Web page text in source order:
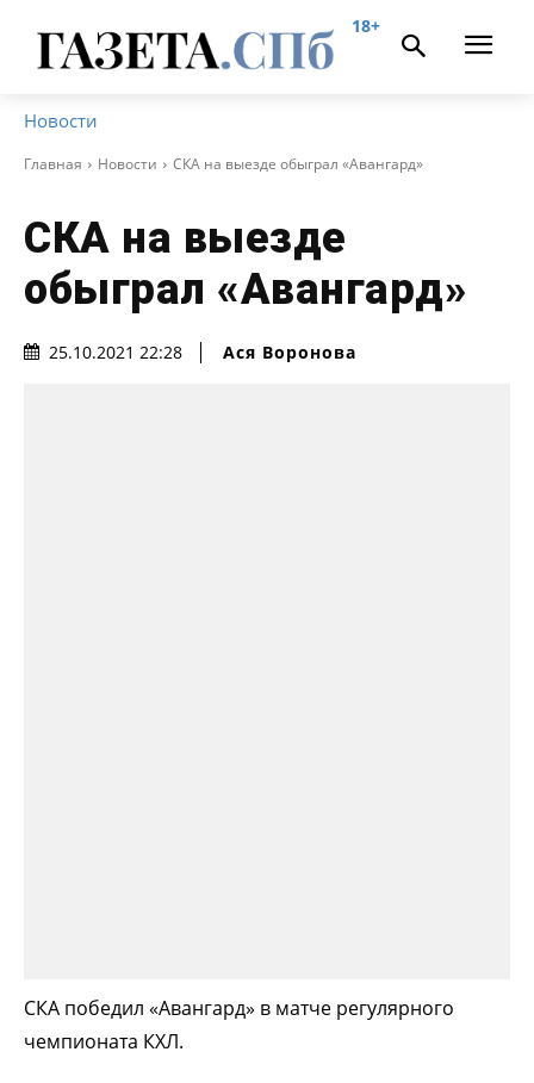
18+
Новости
Главная Новости СКА на выезде обыграл «Авангард»
СКА на выезде
обыграл «Авангард»
25.10.2021 22:28 Ася Воронова
СКА победил «Авангард» в матче регулярного
чемпионата КХЛ.